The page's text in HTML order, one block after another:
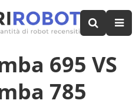
695 VS
785